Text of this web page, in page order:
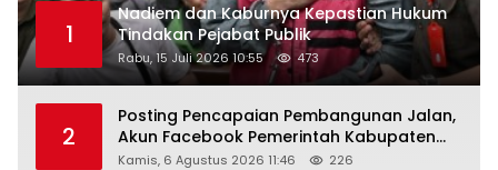
1
Nadiem dan Kaburnya Kepastian Hukum
Tindakan Pejabat Publik
Rabu, 15 Juli 2026 10:55 473
2
Posting Pencapaian Pembangunan Jalan,
Akun Facebook Pemerintah Kabupaten
Rembang “Dirujak” Warganet
Kamis, 6 Agustus 2026 11:46 226